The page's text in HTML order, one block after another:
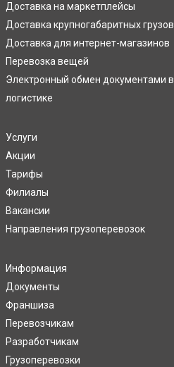
Доставка на маркетплейсы
Доставка крупногабаритных грузов
Доставка для интернет-магазинов
Перевозка вещей
Электронный обмен документами в
логистике
Услуги
Акции
Тарифы
Филиалы
Вакансии
Направления грузоперевозок
Информация
Документы
Франшиза
Перевозчикам
Разработчикам
Грузоперевозки